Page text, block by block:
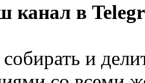
канал в
и